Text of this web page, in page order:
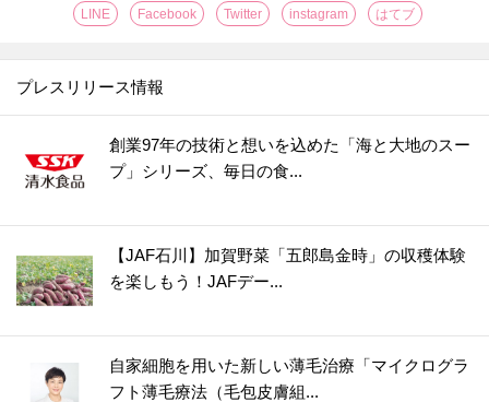
LINE Facebook Twitter instagram はてブ
プレスリリース情報
創業97年の技術と想いを込めた「海と大地のスー
プ」シリーズ、毎日の食...
【JAF石川】加賀野菜「五郎島金時」の収穫体験
を楽しもう！JAFデー...
自家細胞を用いた新しい薄毛治療「マイクログラ
フト薄毛療法（毛包皮膚組...